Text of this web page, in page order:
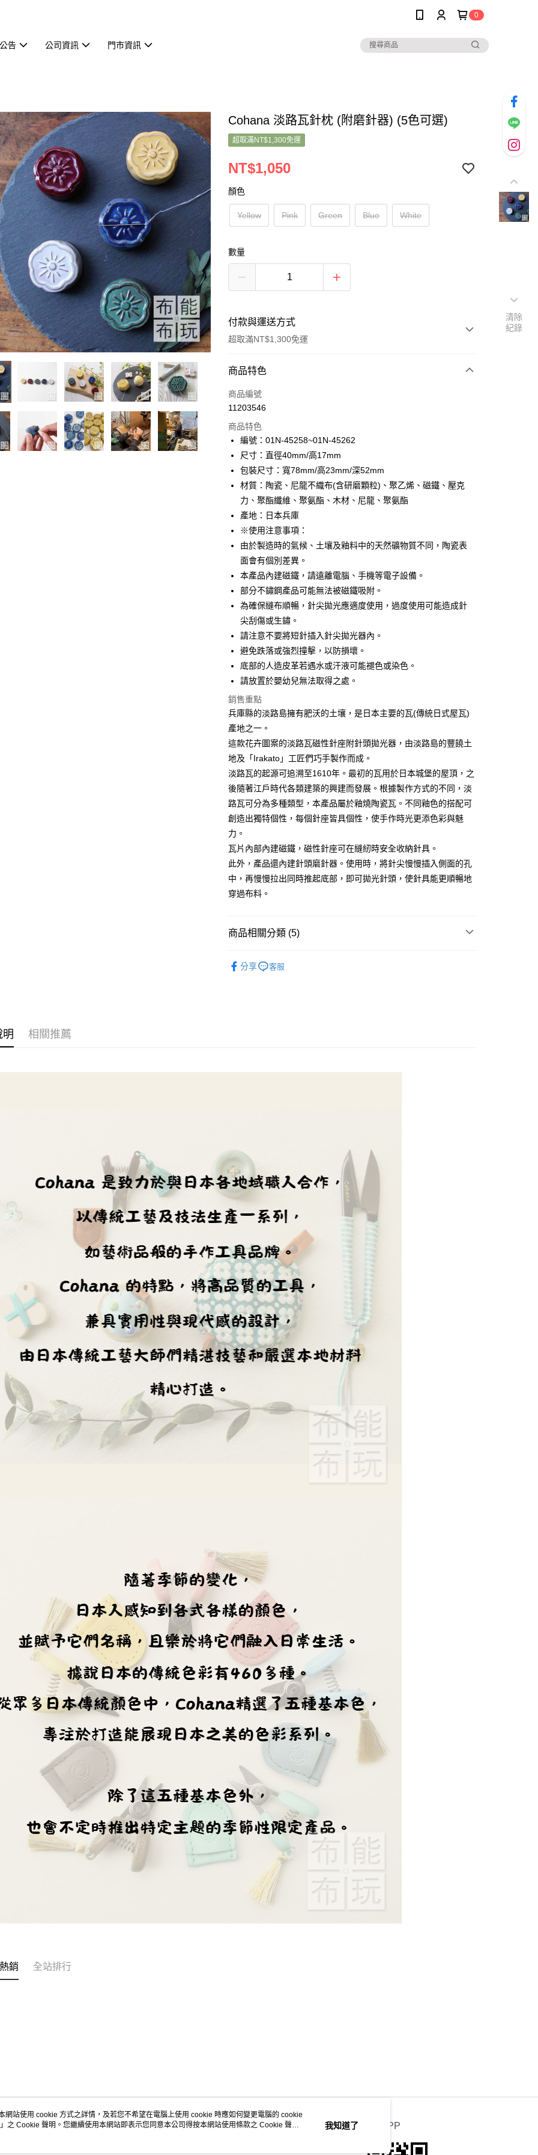
0
告 公司資訊 門市資訊
Cohana 淡路瓦針枕 (附磨針器) (5色可選)
超取滿NT$1,300免運
NT$1,050
顏色
Yellow Pink Green Blue White
數量
付款與運送方式
超取滿NT$1,300免運
付款方式
信用卡一次付款
LINE Pay
Apple Pay
街口支付
Google Pay
大哥付你分期
相關說明
【大哥付你分期使用說明】
1.本服務由台灣大哥大提供，台灣大哥大用戶可立即使用無須另外申請。
2.付款方式選擇「大哥付你分期」，訂單成立後會自動跳轉到大哥付的交易
完成交易。
3.實際核准額度、可分期數及費用金額請依後續交易確認頁面所載為準。
4.訂單成立30分鐘內，如未前往確認交易或遇審核未通過，訂單將自動取
消。如遇「轉專審核」未通過狀況，表示未達大哥付你分期系統評分，恕
無法說明評估內容。
【繳款方式說明】
1.分期款項不併入電信帳單，「大哥付你分期」於每月結算日後寄送繳費提
醒簡訊。
2.透過簡訊連結打開帳單後，可選擇「超商條碼／台灣大直營門市／銀行轉
【注意事項】
1.本服務係由「台灣大哥大股份有限公司」（以下簡稱本公司）所提供，讓
款買賣價金債權讓與本公司後，依約使用本公司帳單繳交帳款。
2.基於同意付款使用「大哥付你分期」之契約關係目的，商店將以您的個人
資料（包含姓名、電話或地址）提供予台灣大哥大進項蒐集、處理及利
用，由本公司與您本人進行分期帳單所需資料之確認、核對及更正。
3.完整用戶服務條款，請詳閱以下連結：https://oppay.tw/userRule
AFTEE先享後付
相關說明
【關於「AFTEE先享後付」】
AFTEE先享後付是「在收到商品之後才付款」的支付方式。 讓您購物簡單
便利好安心！
１．簡單：不需註冊會員、不需綁卡、不需儲值。
２．便利：只要手機號碼，簡訊認證，即可結帳。
３．安心：先確認商品／服務後，再付款。
【「AFTEE先享後付」結帳流程】
付」結帳頁面，進行簡訊認證並確認金額後，即可完成結帳。
２．訂單成立數日內，您將收到繳費通知簡訊。
３．收到繳費通知簡訊後14天內，點擊此簡訊中的連結，可透過四大超商
／ATM／網路銀行／等多元方式進行付款，方視為交易完成。
※ 請注意：結帳手續完成當下不需立刻繳費，但若您需要取消訂單，請聯
絡購買商品的店家。未經商家同意取消之訂單仍視為有效，需透過AFTEE
先享後付繳納相關費用。
※ 交易是否成功請以「AFTEE先享後付 」之結帳頁面顯示為準，若有關於
是否繳費成功／繳費後需取消欲退款等相關疑問，請聯繫「AFTEE先享後
【注意事項】
１．透過由恩沛科技股份有限公司提供之「AFTEE先享後付」服務完成之
交易，需依本服務之必要範圍內提供個人資料，並將交易相關給付款項請
求債權轉讓予恩沛科技股份有限公司。
２．關於個人資料處理事宜，請瀏覽以下網址：
３．未成年的使用者請事先徵得法定代理人或監護人之同意方可使用
「AFTEE先享後付」，若未經同意申辦者引起之損失，本公司不負相關責
任。
４．使用「AFTEE先享後付」時，將依據個別帳號之用戶狀況，依本公司
５．嚴禁一人註冊多個帳號或使用他人資訊註冊。若發現惡意使用之情
ATM付款
運送方式
全家取貨付款
每筆NT$65，滿NT$1,500(含以上)免運費
付款後全家取貨
每筆NT$65，滿NT$1,300(含以上)免運費
7-11取貨付款
每筆NT$65，滿NT$1,500(含以上)免運費
付款後7-11取貨
每筆NT$65，滿NT$1,500(含以上)免運費
宅配
離島宅配
每筆NT$240
商品特色
商品編號
11203546
商品特色
編號：01N-45258~01N-45262
尺寸：直徑40mm/高17mm
包裝尺寸：寬78mm/高23mm/深52mm
材質：陶瓷、尼龍不織布(含研磨顆粒)、聚乙烯、磁鐵、壓克
力、聚酯纖維、聚氨酯、木材、尼龍、聚氨酯
產地：日本兵庫
※使用注意事項：
由於製造時的氣候、土壤及釉料中的天然礦物質不同，陶瓷表
面會有個別差異。
本產品內建磁鐵，請遠離電腦、手機等電子設備。
部分不鏽鋼產品可能無法被磁鐵吸附。
為確保縫布順暢，針尖拋光應適度使用，過度使用可能造成針
尖刮傷或生鏽。
請注意不要將短針插入針尖拋光器內。
避免跌落或強烈撞擊，以防損壞。
底部的人造皮革若遇水或汗液可能褪色或染色。
請放置於嬰幼兒無法取得之處。
銷售重點
兵庫縣的淡路島擁有肥沃的土壤，是日本主要的瓦(傳統日式屋瓦)
產地之一。
這款花卉圖案的淡路瓦磁性針座附針頭拋光器，由淡路島的豐饒土
地及「Irakato」工匠們巧手製作而成。
淡路瓦的起源可追溯至1610年。最初的瓦用於日本城堡的屋頂，之
後隨著江戶時代各類建築的興建而發展。根據製作方式的不同，淡
路瓦可分為多種類型，本產品屬於釉燒陶瓷瓦。不同釉色的搭配可
創造出獨特個性，每個針座皆具個性，使手作時光更添色彩與魅
力。
瓦片內部內建磁鐵，磁性針座可在縫紉時安全收納針具。
此外，產品還內建針頭磨針器。使用時，將針尖慢慢插入側面的孔
中，再慢慢拉出同時推起底部，即可拋光針頭，使針具能更順暢地
穿過布料。
商品相關分類 (5)
分享 客服
明 相關推薦
銷 全站排行
關於我們 客服資訊 官方APP
清除
紀錄
網站使用 cookie 方式之詳情，及若您不希望在電腦上使用 cookie 時應如何變更電腦的 cookie
」之 Cookie 聲明。您繼續使用本網站即表示您同意本公司得按本網站使用條款之 Cookie 聲明
我知道了